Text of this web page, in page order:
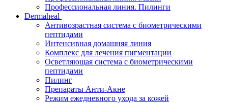
Профессиональная линия. Пилинги
Dermaheal
Антивозрастная система с биометрическими
пептидами
Интенсивная домашняя линия
Комплекс для лечения пигментации
Осветляющая система с биометрическими
пептидами
Пилинг
Препараты Анти-Акне
Режим ежедневного ухода за кожей